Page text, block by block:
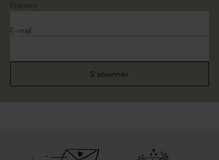
Prénom
E-mail
S'abonner